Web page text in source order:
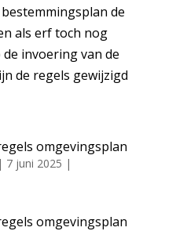
de
als erf toch nog
invoering van de
de regels gewijzigd
omgevingsplan
7 juni 2025 |
omgevingsplan